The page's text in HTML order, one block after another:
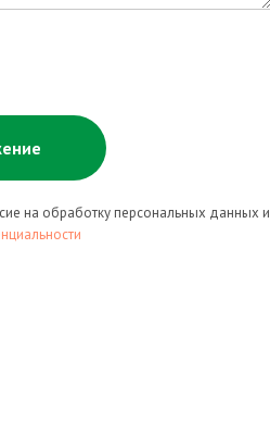
на обработку персональных данных и